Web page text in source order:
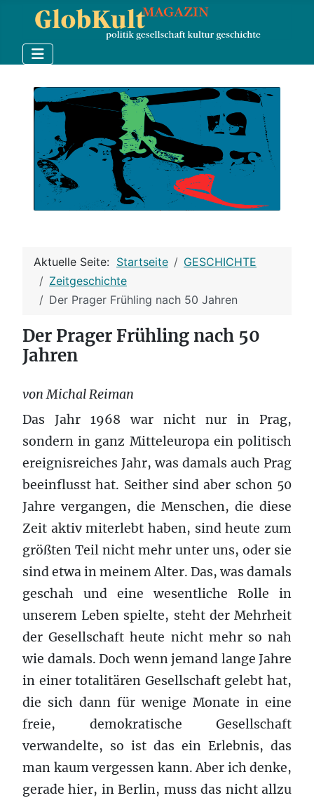
Aktuelle Seite: Startseite
GESCHICHTE
Zeitgeschichte
Der Prager Frühling nach 50 Jahren
Der Prager Frühling nach 50
Jahren
von Michal Reiman
Das Jahr 1968 war nicht nur in Prag,
sondern in ganz Mitteleuropa ein politisch
ereignisreiches Jahr, was damals auch Prag
beeinflusst hat. Seither sind aber schon 50
Jahre vergangen, die Menschen, die diese
Zeit aktiv miterlebt haben, sind heute zum
größten Teil nicht mehr unter uns, oder sie
sind etwa in meinem Alter. Das, was damals
geschah und eine wesentliche Rolle in
unserem Leben spielte, steht der Mehrheit
der Gesellschaft heute nicht mehr so nah
wie damals. Doch wenn jemand lange Jahre
in einer totalitären Gesellschaft gelebt hat,
die sich dann für wenige Monate in eine
freie, demokratische Gesellschaft
verwandelte, so ist das ein Erlebnis, das
man kaum vergessen kann. Aber ich denke,
gerade hier, in Berlin, muss das nicht allzu